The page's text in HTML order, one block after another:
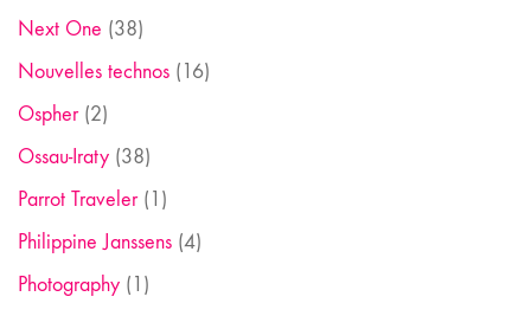
Next One (38)
Nouvelles technos (16)
Ospher(2)
Ossau-Iraty (38)
Parrot Traveler(1)
Philippine Janssens (4)
Photography (1)